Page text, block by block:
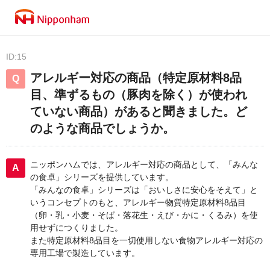
ID:15
アレルギー対応の商品（特定原材料8品
目、準ずるもの（豚肉を除く）が使われ
ていない商品）があると聞きました。ど
のような商品でしょうか。
ニッポンハムでは、アレルギー対応の商品として、「みんな
の食卓」シリーズを提供しています。
「みんなの食卓」シリーズは「おいしさに安心をそえて」と
いうコンセプトのもと、アレルギー物質特定原材料8品目
（卵・乳・小麦・そば・落花生・えび・かに・くるみ）を使
用せずにつくりました。
また特定原材料8品目を一切使用しない食物アレルギー対応の
専用工場で製造しています。